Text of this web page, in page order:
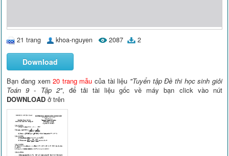
21 trang khoa-nguyen 2087 2
Download
Bạn đang xem20 trang mẫu của tài liệu "Tuyển tập Đề thi học sinh giỏi
Toán 9 - Tập 2", để tải tài liệu gốc về máy bạn click vào nút
DOWNLOAD ở trên